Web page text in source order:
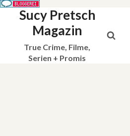
Sucy Pretsch
Magazin
True Crime, Filme,
Serien + Promis